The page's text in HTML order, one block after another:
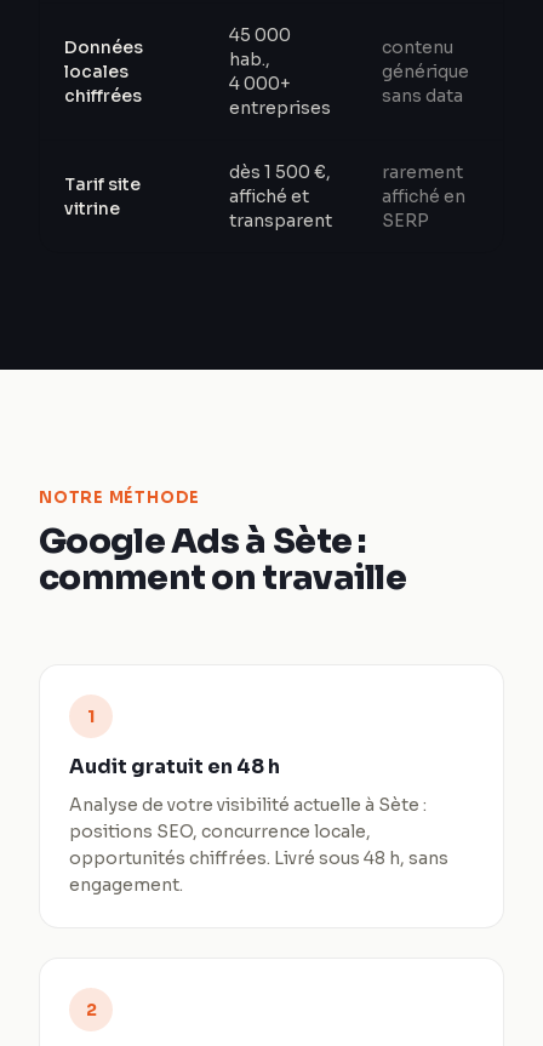
Données
locales
chiffrées
45 000
hab.,
4 000+
entreprises
contenu
générique
sans data
Tarif site
vitrine
dès 1 500 €,
affiché et
transparent
rarement
affiché en
SERP
NOTRE MÉTHODE
Google Ads à Sète :
comment on travaille
1
Audit gratuit en 48 h
Analyse de votre visibilité actuelle à Sète :
positions SEO, concurrence locale,
opportunités chiffrées. Livré sous 48 h, sans
engagement.
2